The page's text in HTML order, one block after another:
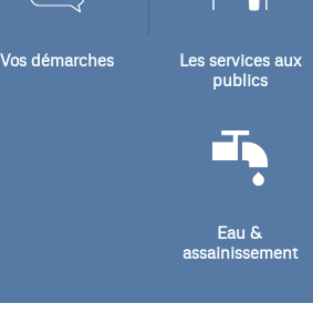
Vos démarches
Les services aux
publics
Eau &
assainissement